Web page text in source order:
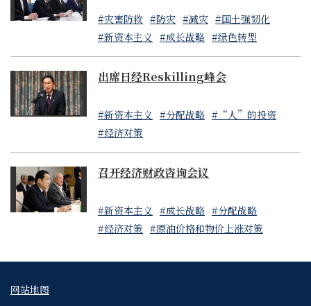
#灾害防救 #防灾 #减灾 #国土强韧化
#新资本主义 #成长战略 #绿色转型
出席日经Reskilling峰会
#新资本主义 #分配战略 #“人”的投资
#经济对策
召开经济财政咨询会议
#新资本主义 #成长战略 #分配战略
#经济对策 #原油价格和物价上涨对策
网站地图